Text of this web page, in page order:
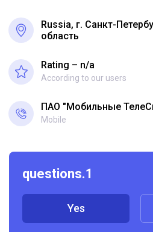
Russia, г. Санкт-
область
Rating – n/a
According to our users
ПАО "Мобильные
Mobile
questions.1
Yes